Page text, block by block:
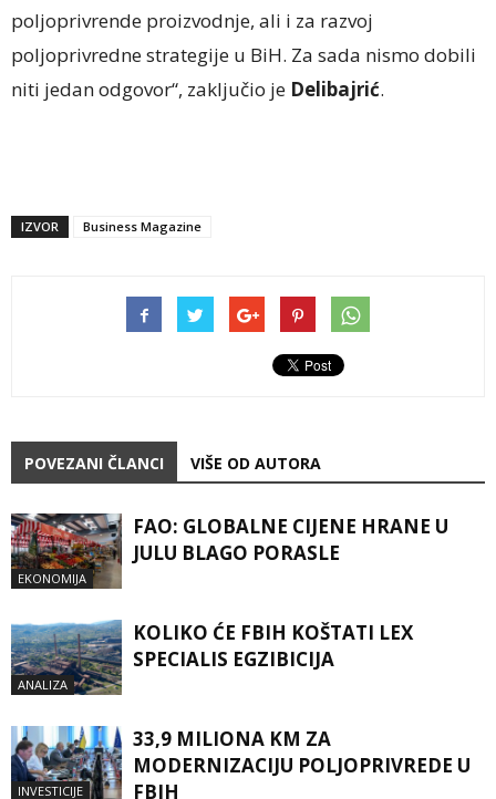
poljoprivrende proizvodnje, ali i za razvoj
poljoprivredne strategije u BiH. Za sada nismo dobili
niti jedan odgovor“, zaključio je Delibajrić.
IZVOR Business Magazine
POVEZANI ČLANCI VIŠE OD AUTORA
EKONOMIJA
FAO: GLOBALNE CIJENE HRANE U
JULU BLAGO PORASLE
ANALIZA
KOLIKO ĆE FBIH KOŠTATI LEX
SPECIALIS EGZIBICIJA
INVESTICIJE
33,9 MILIONA KM ZA
MODERNIZACIJU POLJOPRIVREDE U
FBIH